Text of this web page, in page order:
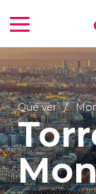
Qué ver